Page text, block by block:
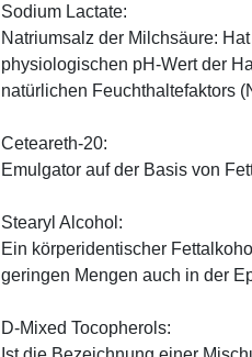
Sodium Lactate:
Natriumsalz der Milchsäure:
physiologischen pH-Wert der
natürlichen Feuchthaltefaktors
Ceteareth-20:
Emulgator auf der Basis von
Stearyl Alcohol:
Ein körperidentischer
geringen Mengen auch in der
D-Mixed Tocopherols: